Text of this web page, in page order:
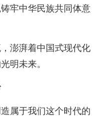
牢中华民族共同体意
澎湃着中国式现代化
明未来。
属于我们这个时代的